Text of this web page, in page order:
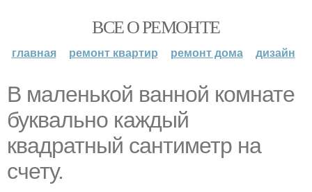
ВСЕ О РЕМОНТЕ
главная ремонт квартир ремонт дома дизайн
В маленькой ванной комнате
буквально каждый
квадратный сантиметр на
счету.